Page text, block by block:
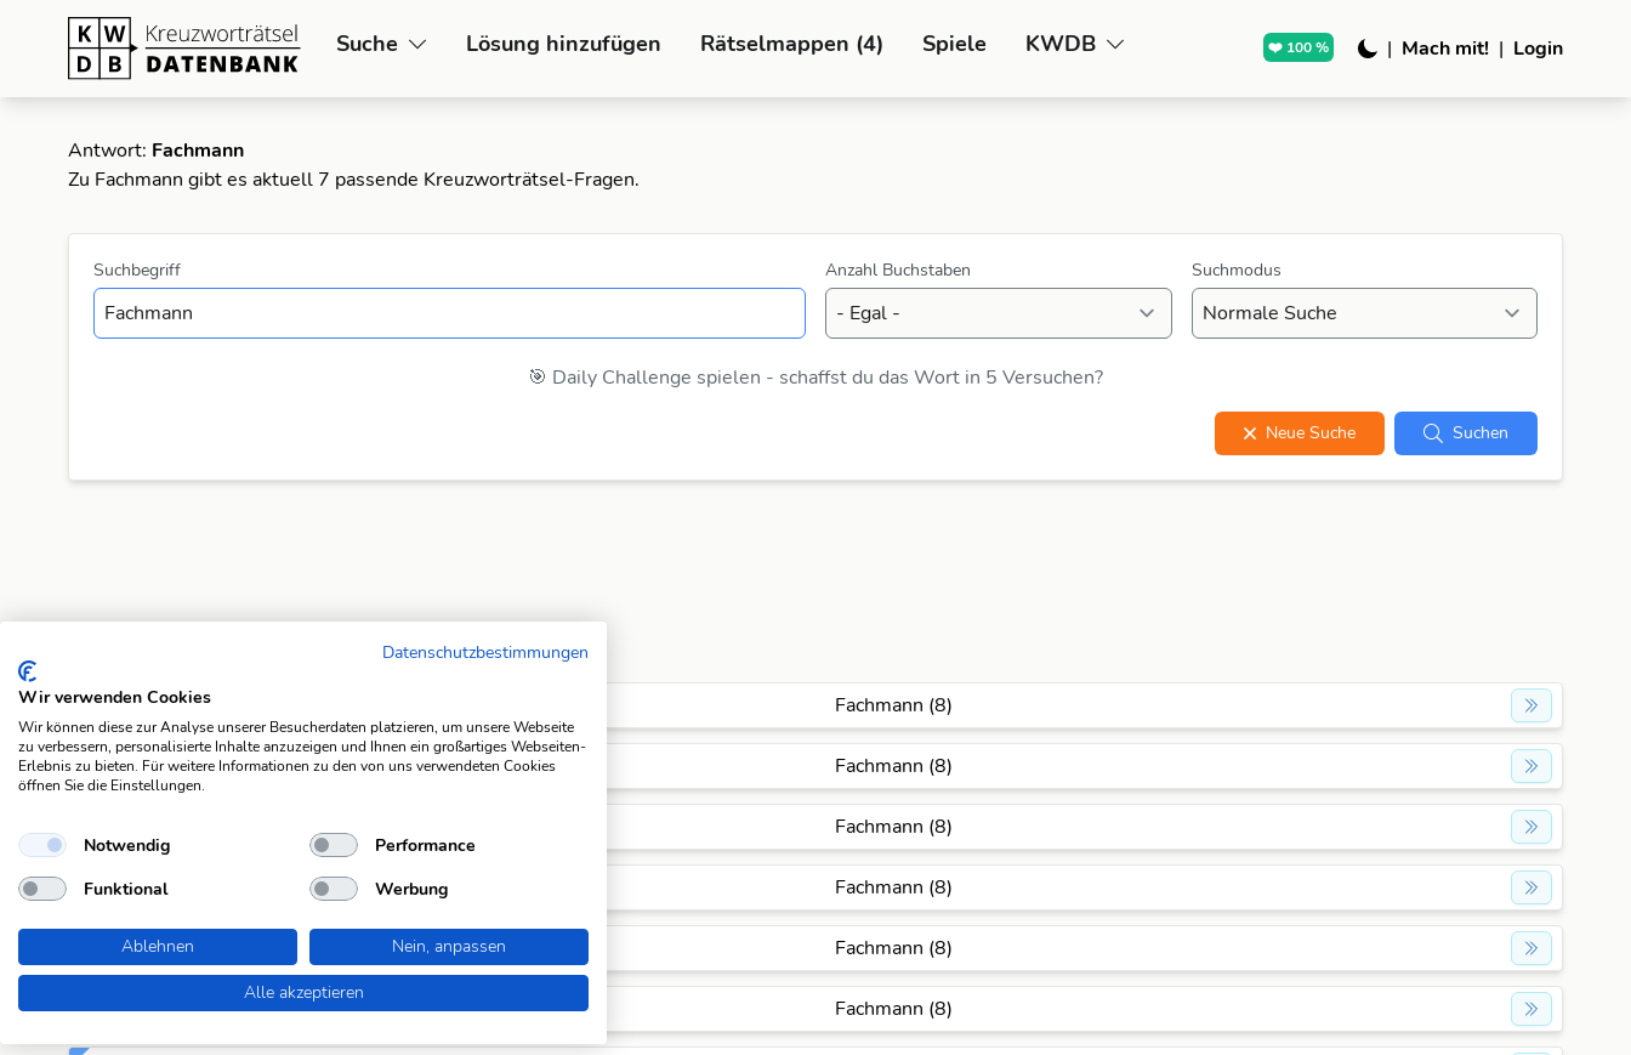
Suche Lösung hinzufügen Rätselmappen (4) Spiele KWDB ❤️ 100 % | Mach mit! | Login
Antwort: Fachmann
Zu Fachmann gibt es aktuell 7 passende Kreuzworträtsel-Fragen.
Suchbegriff Anzahl Buchstaben Suchmodus
🎯 Daily Challenge spielen - schaffst du das Wort in 5 Versuchen?
Neue Suche Suchen
Branchenkenner Fachmann (8)
Experte Fachmann (8)
Fachmann (8)
Kenner Fachmann (8)
Könner Fachmann (8)
Meister Fachmann (8)
Datenschutzbestimmungen
Wir verwenden Cookies
Wir können diese zur Analyse unserer Besucherdaten platzieren, um unsere Webseite
zu verbessern, personalisierte Inhalte anzuzeigen und Ihnen ein großartiges Webseiten-
Erlebnis zu bieten. Für weitere Informationen zu den von uns verwendeten Cookies
öffnen Sie die Einstellungen.
Notwendig
Performance
Funktional
Werbung
Ablehnen
Nein, anpassen
Alle akzeptieren